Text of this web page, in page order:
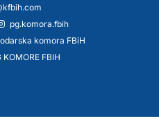
pg.komora.fbih
komora FBiH
KOMORE FBIH